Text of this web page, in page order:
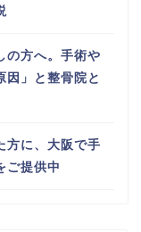
の方へ。手術や
因」と整骨院と
方に、大阪で手
ご提供中